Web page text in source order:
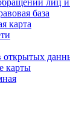
лиц
база
карта
открытых
карты